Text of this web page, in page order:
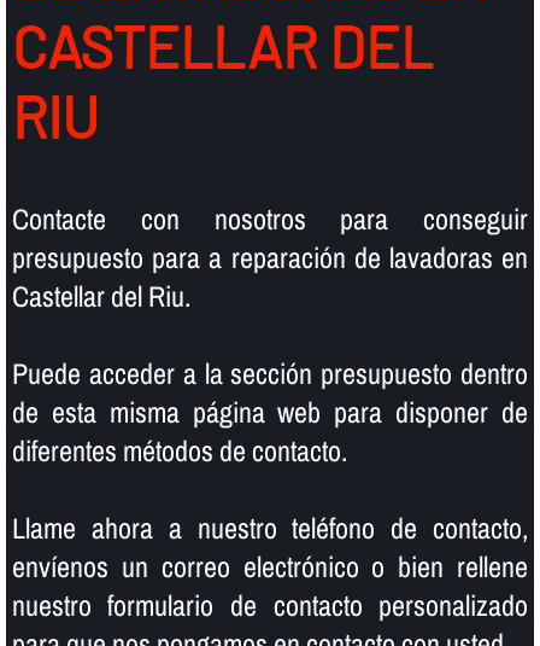
CASTELLAR DEL
RIU
Contacte con nosotros para conseguir
presupuesto para a reparación de lavadoras en
Castellar del Riu.
Puede acceder a la sección presupuesto dentro
de esta misma página web para disponer de
diferentes métodos de contacto.
Llame ahora a nuestro teléfono de contacto,
enví­enos un correo electrónico o bien rellene
nuestro formulario de contacto personalizado